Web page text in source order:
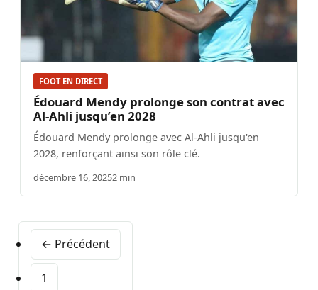
FOOT EN DIRECT
Édouard Mendy prolonge son contrat avec
Al-Ahli jusqu’en 2028
Édouard Mendy prolonge avec Al-Ahli jusqu'en
2028, renforçant ainsi son rôle clé.
décembre 16, 20252 min
← Précédent
1